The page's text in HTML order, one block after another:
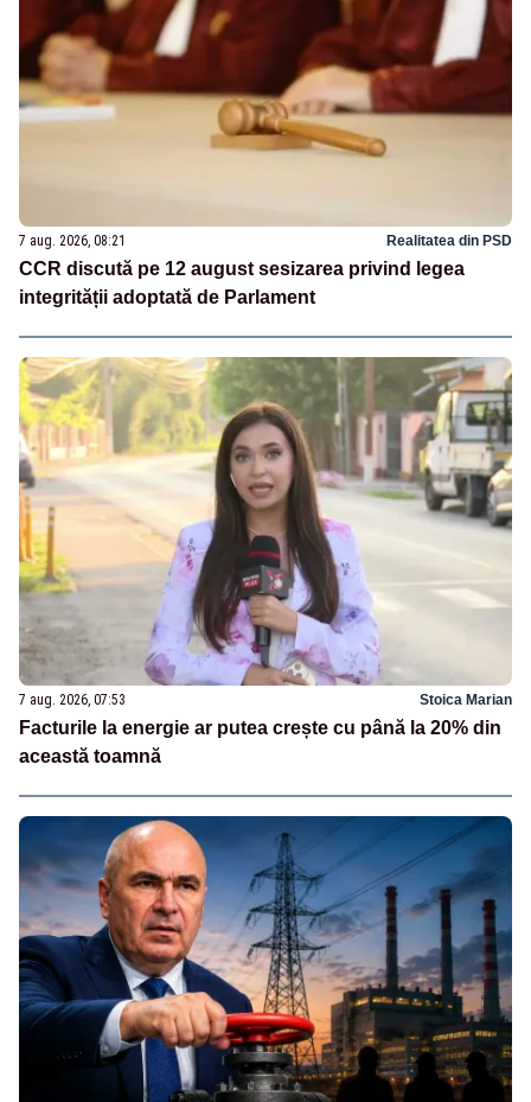
7 aug. 2026, 08:21 Realitatea din PSD
CCR discută pe 12 august sesizarea privind legea
integrității adoptată de Parlament
7 aug. 2026, 07:53 Stoica Marian
Facturile la energie ar putea crește cu până la 20% din
această toamnă